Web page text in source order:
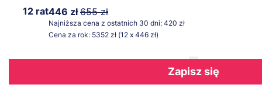
12 rat446 zł655 zł
Najniższa cena z ostatnich 30 dni: 420 zł
Cena za rok: 5352 zł (12 x 446 zł)
Zapisz się